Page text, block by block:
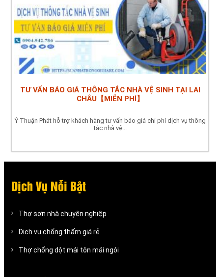
TƯ VẤN BÁO GIÁ THÔNG TẮC NHÀ VỆ SINH TẠI LAI
CHÂU【MIỄN PHÍ】
Ý Thuận Phát hỗ trợ khách hàng tư vấn báo giá chi phí dịch vụ thông
tắc nhà vệ...
Dịch Vụ Nỗi Bật
Thợ sơn nhà chuyên nghiệp
Dịch vụ chống thấm giá rẻ
Thợ chống dột mái tôn mái ngói